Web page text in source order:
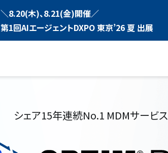
＼8.20(木)、8.21(金)開催／
第1回AIエージェントDXPO 東京’26 夏 出展
シェア15年連続No.1 MDMサービス